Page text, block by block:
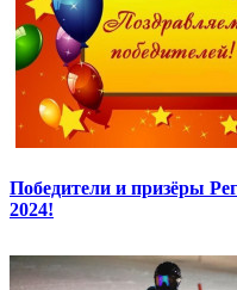
Победители и призёры
2024!